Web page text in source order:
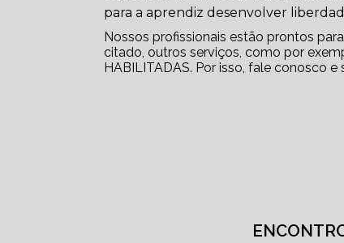
para a aprendiz desenvolver
Nossos profissionais estão prontos
citado, outros serviços, como por
HABILITADAS. Por isso, fale conosco e